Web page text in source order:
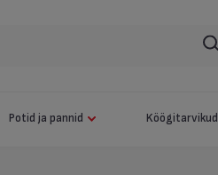
Potid ja pannid Köögitarvikud